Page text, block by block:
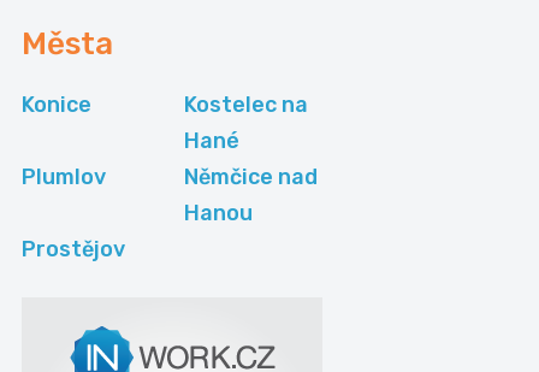
Města
Konice
Kostelec na
Hané
Plumlov
Němčice nad
Hanou
Prostějov